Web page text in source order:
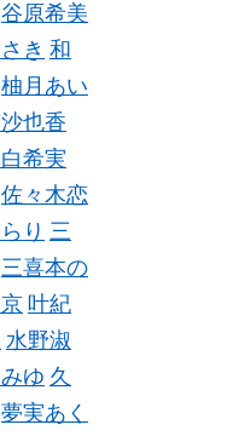
谷原希美
き 和
柚月あい
也香
希実
佐々木恋
り 三
三喜本の
叶紀
水野淑
ゆ 久
夢実あく